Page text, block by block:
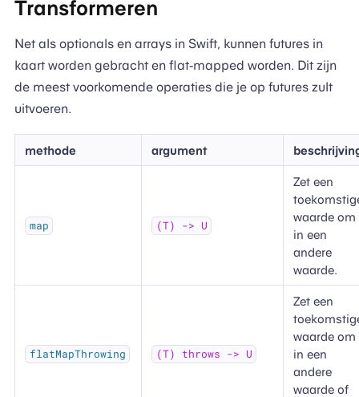
Transformeren
Net als optionals en arrays in Swift, kunnen futures in
kaart worden gebracht en flat-mapped worden. Dit zijn
de meest voorkomende operaties die je op futures zult
uitvoeren.
methode argument
map (T) -> U
Zet een
waarde om
in een
andere
waarde.
flatMapThrowing (T) throws -> U
Zet een
waarde om
in een
andere
waarde of